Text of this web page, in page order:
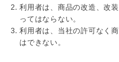
利用者は、商品の改造、改
ってはならない。
利用者は、当社の許可なく
はできない。